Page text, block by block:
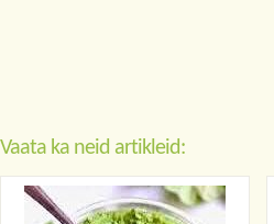
Vaata ka neid artikleid: